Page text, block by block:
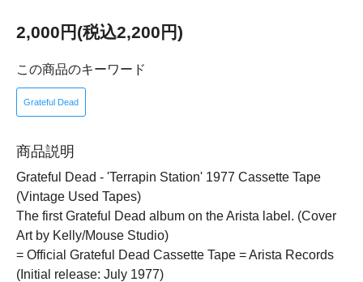
2,000円(税込2,200円)
この商品のキーワード
Grateful Dead
商品説明
Grateful Dead - 'Terrapin Station' 1977 Cassette Tape
(Vintage Used Tapes)
The first Grateful Dead album on the Arista label. (Cover
Art by Kelly/Mouse Studio)
= Official Grateful Dead Cassette Tape = Arista Records
(Initial release: July 1977)